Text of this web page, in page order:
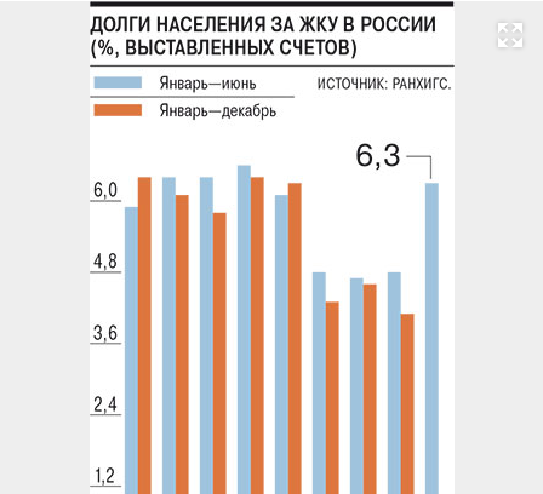
Развернуть